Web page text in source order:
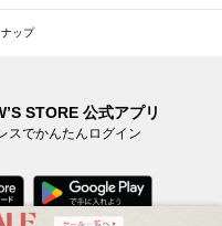
ップ
STORE 公式アプリ
スでかんたんログイン